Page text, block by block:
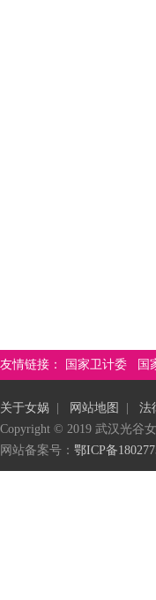
友情链接： 国家卫计委 国
关于女娲 网站地图 法
Copyright © 2019 武汉光谷
网站备案号： 鄂ICP备